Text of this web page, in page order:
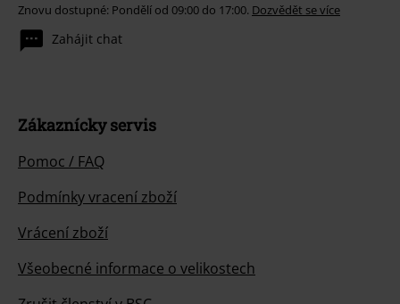
Znovu dostupné: Pondělí od 09:00 do 17:00. Dozvědět se více
Zahájit chat
Zákaznícky servis
Pomoc / FAQ
Podmínky vracení zboží
Vrácení zboží
Všeobecné informace o velikostech